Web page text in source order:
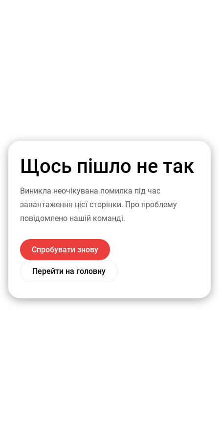
Щось пішло не так
Виникла неочікувана помилка під час
завантаження цієї сторінки. Про проблему
повідомлено нашій команді.
Спробувати знову
Перейти на головну